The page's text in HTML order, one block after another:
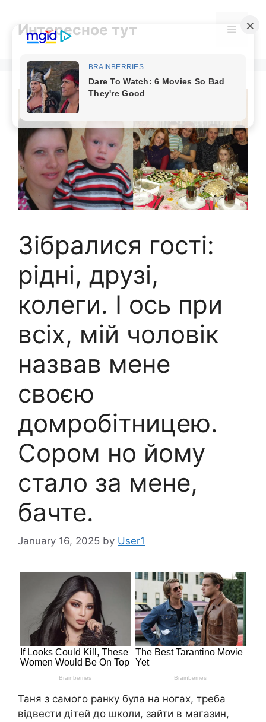
contentИнтересное тут Menu
Зібралися гості:
рідні, друзі,
колеги. І ось при
всіх, мій чоловік
назвав мене
своєю
домробітницею.
Сором но йому
стало за мене,
бачте.
January 16, 2025 by User1
Таня з самого ранку була на ногах, треба
відвести дітей до школи, зайти в магазин,